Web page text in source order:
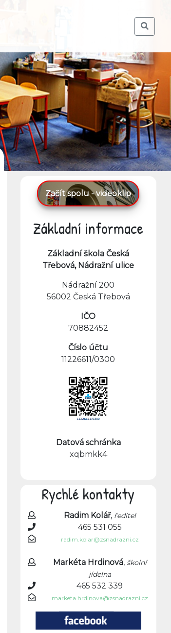
Začít spolu - videoklip
Základní informace
Základní škola Česká
Třebová, Nádražní ulice
Nádražní 200
56002 Česká Třebová
IČO
70882452
Číslo účtu
11226611/0300
Datová schránka
xqbmkk4
Rychlé kontakty
Radim Kolář, ředitel
465 531 055
radim.kolar@zsnadrazni.cz
Markéta Hrdinová, školní
jídelna
465 532 339
marketa.hrdinova@zsnadrazni.cz